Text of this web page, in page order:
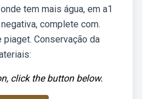
tem mais água, em a1
complete com.
Conservação da
click the button below.